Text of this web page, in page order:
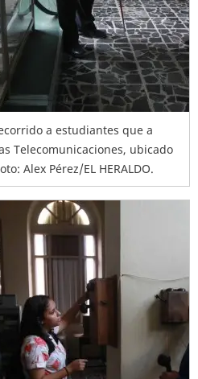
a estudiantes que a
Telecomunicaciones, ubicado
Alex Pérez/EL HERALDO.